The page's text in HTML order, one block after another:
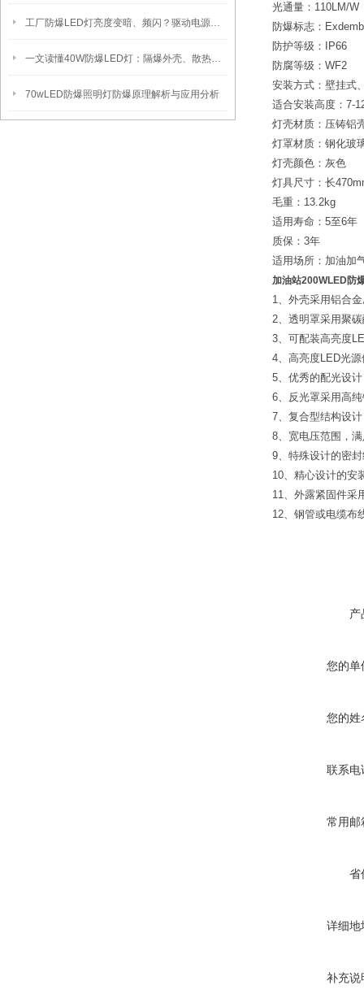
工厂防爆LED灯亮度变暗、频闪？驱动电源故障检修方法
一文读懂40W防爆LED灯：隔爆外壳、散热、防爆认证原理
70wLED防爆照明灯防爆原理解析与应用分析
光通量：110LM/W
防爆标志：
防护等级：IP66
防腐等级：WF2
安装方式：壁挂式
适合安装高度：7-
灯壳材质：压铸铝
灯罩材质：钢化玻
灯壳颜色：灰色
灯具尺寸：长
毛重：13.2kg
适用寿命：5至6年
质保：3年
适用场所：加油加
加油站200WLED防
1、外壳采用铝合
2、透明罩采用聚
3、可配装高亮度
4、高亮度LED光
5、优秀的配光设
6、反光罩采用高
7、复合型结构设
8、宽电压范围，
9、特殊设计的密
10、精心设计的安
11、外露紧固件采
12、钢管或电缆布
产
您的单
您的姓
联系电
常用邮
省
详细地
补充说